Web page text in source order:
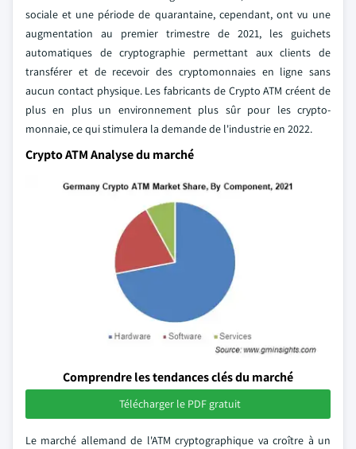
sociale et une période de quarantaine, cependant, ont vu une
augmentation au premier trimestre de 2021, les guichets
automatiques de cryptographie permettant aux clients de
transférer et de recevoir des cryptomonnaies en ligne sans
aucun contact physique. Les fabricants de Crypto ATM créent de
plus en plus un environnement plus sûr pour les crypto-
monnaie, ce qui stimulera la demande de l'industrie en 2022.
Crypto ATM Analyse du marché
Comprendre les tendances clés du marché
Télécharger le PDF gratuit
Le marché allemand de l'ATM cryptographique va croître à un